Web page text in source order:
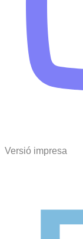
Versió impresa